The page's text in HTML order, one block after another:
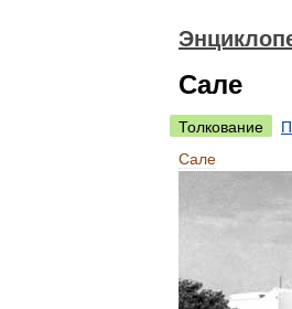
Сале
Толкование
Сале